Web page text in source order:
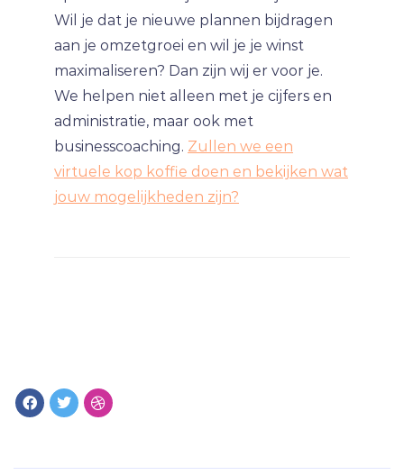
Wil je dat je nieuwe plannen bijdragen
aan je omzetgroei en wil je je winst
maximaliseren? Dan zijn wij er voor je.
We helpen niet alleen met je cijfers en
administratie, maar ook met
businesscoaching. Zullen we een
virtuele kop koffie doen en bekijken wat
jouw mogelijkheden zijn?